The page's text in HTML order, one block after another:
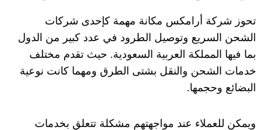
تحوز شركة أرامكس مكانة مهمة كإحدى شركات
الشحن السريع وتوصيل الطرود في عدد كبير من الدول
بما فيها المملكة العربية السعودية. حيث تقدم مختلف
خدمات الشحن والنقل بشتى الطرق ومهما كانت نوعية
البضائع وحجمها.
ويمكن للعملاء عند مواجهتهم مشكلة تتعلق بخدمات